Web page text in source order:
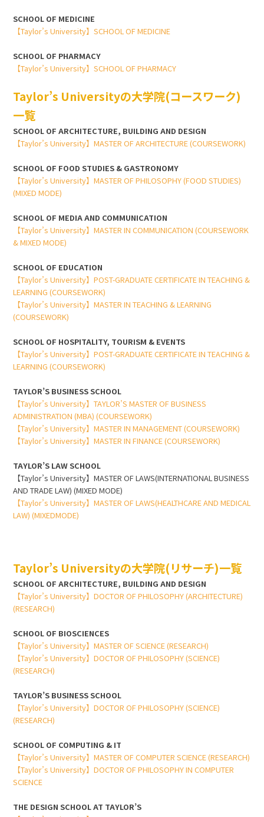
SCHOOL OF MEDICINE
【Taylor’s University】SCHOOL OF MEDICINE
SCHOOL OF PHARMACY
【Taylor’s University】SCHOOL OF PHARMACY
Taylor’s Universityの大学院(コースワーク)
一覧
SCHOOL OF ARCHITECTURE, BUILDING AND DESIGN
【Taylor’s University】MASTER OF ARCHITECTURE (COURSEWORK)
SCHOOL OF FOOD STUDIES & GASTRONOMY
【Taylor’s University】MASTER OF PHILOSOPHY (FOOD STUDIES)
(MIXED MODE)
SCHOOL OF MEDIA AND COMMUNICATION
【Taylor’s University】MASTER IN COMMUNICATION (COURSEWORK
& MIXED MODE)
SCHOOL OF EDUCATION
【Taylor’s University】POST-GRADUATE CERTIFICATE IN TEACHING &
LEARNING (COURSEWORK)
【Taylor’s University】MASTER IN TEACHING & LEARNING
(COURSEWORK)
SCHOOL OF HOSPITALITY, TOURISM & EVENTS
【Taylor’s University】POST-GRADUATE CERTIFICATE IN TEACHING &
LEARNING (COURSEWORK)
TAYLOR’S BUSINESS SCHOOL
【Taylor’s University】TAYLOR’S MASTER OF BUSINESS
ADMINISTRATION (MBA) (COURSEWORK)
【Taylor’s University】MASTER IN MANAGEMENT (COURSEWORK)
【Taylor’s University】MASTER IN FINANCE (COURSEWORK)
TAYLOR’S LAW SCHOOL
【Taylor’s University】MASTER OF LAWS(INTERNATIONAL BUSINESS
AND TRADE LAW) (MIXED MODE)
【Taylor’s University】MASTER OF LAWS(HEALTHCARE AND MEDICAL
LAW) (MIXEDMODE)
Taylor’s Universityの大学院(リサーチ)一覧
SCHOOL OF ARCHITECTURE, BUILDING AND DESIGN
【Taylor’s University】DOCTOR OF PHILOSOPHY (ARCHITECTURE)
(RESEARCH)
SCHOOL OF BIOSCIENCES
【Taylor’s University】MASTER OF SCIENCE (RESEARCH)
【Taylor’s University】DOCTOR OF PHILOSOPHY (SCIENCE)
(RESEARCH)
TAYLOR’S BUSINESS SCHOOL
【Taylor’s University】DOCTOR OF PHILOSOPHY (SCIENCE)
(RESEARCH)
SCHOOL OF COMPUTING & IT
【Taylor’s University】MASTER OF COMPUTER SCIENCE (RESEARCH)
【Taylor’s University】DOCTOR OF PHILOSOPHY IN COMPUTER
SCIENCE
THE DESIGN SCHOOL AT TAYLOR’S